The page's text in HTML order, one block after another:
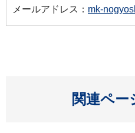
メールアドレス： mk-
関連ペー